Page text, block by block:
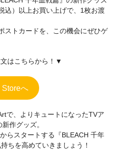
込）以上お買い上げで、1枚お渡
ストカードを、この機会にぜひゲ
はこちらから！▼
Storeへ
で、よりキュートになったTVア
作グッズ。
らスタートする『BLEACH 千年
ちを高めていきましょう！